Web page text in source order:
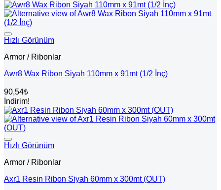
Hızlı Görünüm
Armor / Ribonlar
Awr8 Wax Ribon Siyah 110mm x 91mt (1/2 İnç)
90,54₺
İndirim!
Hızlı Görünüm
Armor / Ribonlar
Axr1 Resin Ribon Siyah 60mm x 300mt (OUT)